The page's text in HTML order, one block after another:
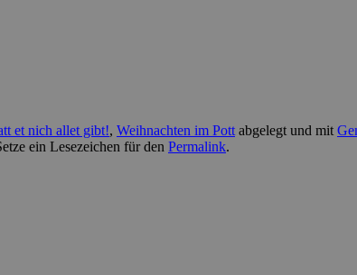
et nich allet gibt!, Weihnachten im Pott abgelegt und mit
ein Lesezeichen für den Permalink.